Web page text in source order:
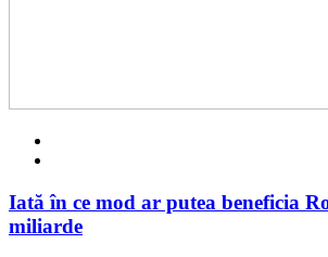
Iată în ce mod ar putea beneficia
miliarde